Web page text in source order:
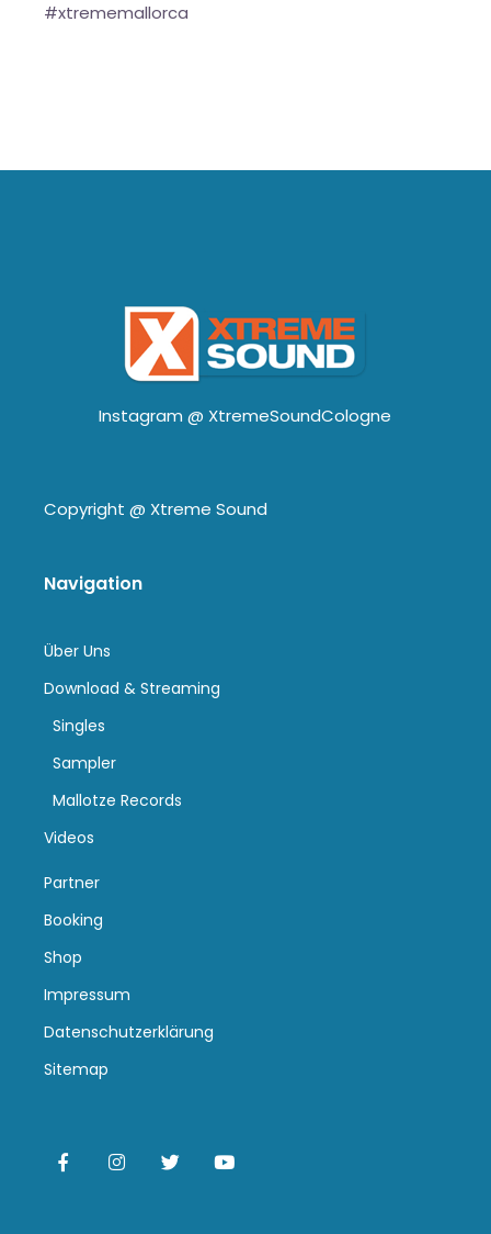
#xtrememallorca
Instagram @ XtremeSoundCologne
Copyright @ Xtreme Sound
Navigation
Über Uns
Download & Streaming
Singles
Sampler
Mallotze Records
Videos
Partner
Booking
Shop
Impressum
Datenschutzerklärung
Sitemap